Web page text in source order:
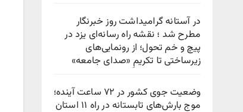
در آستانه گرامیداشت روز خبرنگار
مطرح شد ؛ نقشه راه رسانه‌ای یزد در
پیچ‌ و خم تحول؛ از رونمایی‌های
زیرساختی تا تکریمِ «صدای جامعه»
وضعیت جوی کشور در ۷۲ ساعت آینده؛
موج بارش‌های تابستانه در راه ۱۱ استان